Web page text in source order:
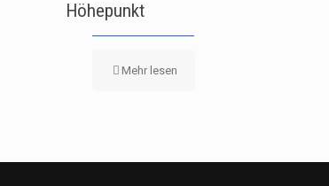
Höhepunkt
Mehr lesen